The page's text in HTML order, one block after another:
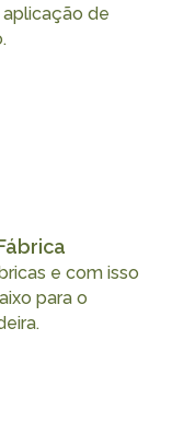
de
e com isso
para o